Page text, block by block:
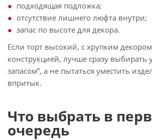
подходящая подложка;
отсутствие лишнего люфта внутри;
запас по высоте для декора.
Если торт высокий, с хрупким
конструкцией, лучше сразу выбирать
запасом”, а не пытаться уместить
впритык.
Что выбрать в
очередь